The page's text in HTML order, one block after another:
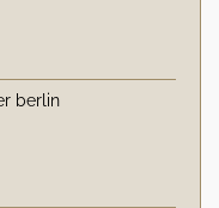
berlin